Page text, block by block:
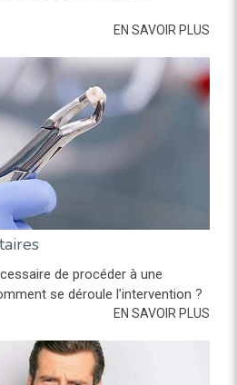
EN SAVOIR PLUS
de procéder à une
se déroule l’intervention ?
EN SAVOIR PLUS